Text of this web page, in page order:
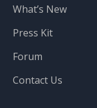
What’s New
Press Kit
Forum
Contact Us